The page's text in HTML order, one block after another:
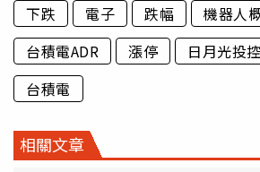
下跌
電子 跌幅
機器人
台積電ADR
漲停 日月光投控
台積電
相關文章